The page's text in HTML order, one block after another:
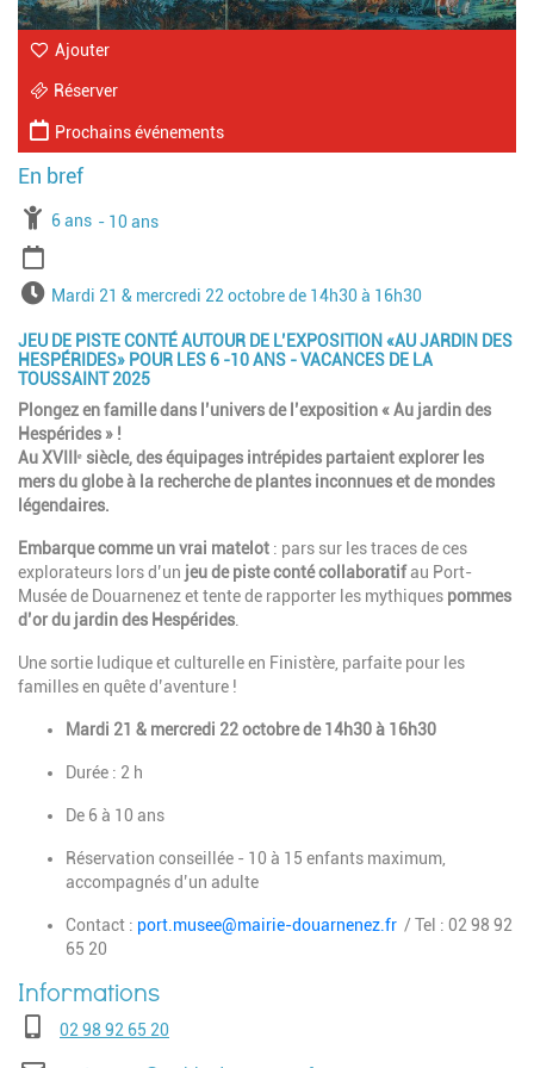
Ajouter
Réserver
Prochains événements
À partir de
6 ans Jusqu'à l'age de
10 ans
HorairesMardi 21 & mercredi 22 octobre de 14h30 à 16h30
JEU DE PISTE CONTÉ AUTOUR DE L’EXPOSITION «AU JARDIN DES
HESPÉRIDES» POUR LES 6 -10 ANS - VACANCES DE LA
TOUSSAINT 2025
Plongez en famille dans l’univers de l’exposition « Au jardin des
Hespérides » !
Au XVIIIᵉ siècle, des équipages intrépides partaient explorer les
mers du globe à la recherche de plantes inconnues et de mondes
légendaires.
Embarque comme un vrai matelot : pars sur les traces de ces
explorateurs lors d’un jeu de piste conté collaboratifau Port-
Musée de Douarnenez et tente de rapporter les mythiques pommes
d’or du jardin des Hespérides
Une sortie ludique et culturelle en Finistère, parfaite pour les
familles en quête d’aventure !
Mardi 21 & mercredi 22 octobre de 14h30 à 16h30
Durée : 2 h
De 6 à 10 ans
Réservation conseillée - 10 à 15 enfants maximum,
accompagnés d’un adulte
Contact : port.musee@mairie-douarnenez.fr / Tel : 02 98 92
65 20
Téléphone02 98 92 65 20